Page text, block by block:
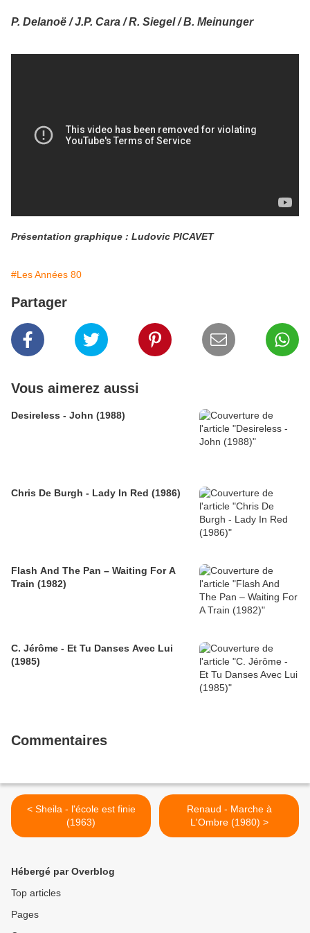
P. Delanoë / J.P. Cara / R. Siegel / B. Meinunger
Présentation graphique : Ludovic PICAVET
#Les Années 80
Partager
Vous aimerez aussi
Desireless - John (1988)
Chris De Burgh - Lady In Red (1986)
Flash And The Pan – Waiting For A
Train (1982)
C. Jérôme - Et Tu Danses Avec Lui
(1985)
Commentaires
< Sheila - l'école est finie
(1963)
Renaud - Marche à
L'Ombre (1980) >
Hébergé par Overblog
Top articles
Pages